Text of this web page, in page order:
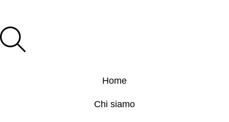
Home
Chi siamo